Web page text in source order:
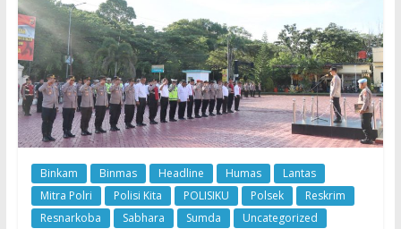
Binkam Binmas Headline Humas
Lantas
Mitra Polri
Polisi Kita POLISIKU Polsek
Reskrim
Resnarkoba
Sabhara Sumda Uncategorized